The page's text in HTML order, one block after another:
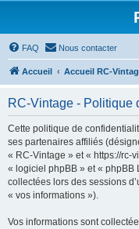
FAQ Nous contacter
Accueil Accueil RC-
RC-Vintage - Politique
Cette politique de
ses partenaires affiliés
« RC-Vintage » et « https://rc-
« logiciel phpBB » et « phpBB
collectées lors des sessions
« vos informations »).
Vos informations sont